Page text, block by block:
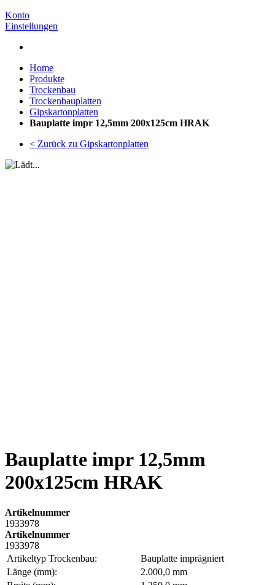
Konto
Einstellungen
Home
Produkte
Trockenbau
Trockenbauplatten
Gipskartonplatten
Bauplatte impr 12,5mm 200x125cm HRAK
< Zurück zu Gipskartonplatten
Bauplatte impr 12,5mm
200x125cm HRAK
Artikelnummer
1933978
Artikelnummer
1933978
Artikeltyp Trockenbau:
Bauplatte imprägniert
Länge (mm):
2.000,0 mm